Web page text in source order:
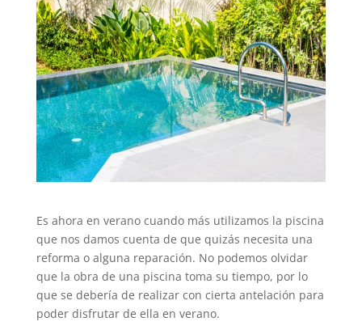
Es ahora en verano cuando más utilizamos la piscina
que nos damos cuenta de que quizás necesita una
reforma o alguna reparación. No podemos olvidar
que la obra de una piscina toma su tiempo, por lo
que se debería de realizar con cierta antelación para
poder disfrutar de ella en verano.